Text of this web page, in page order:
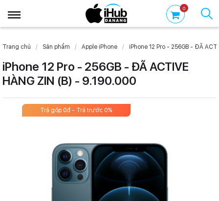
0
Trang chủ Sản phẩm Apple iPhone iPhone 12 Pro - 256GB - ĐÃ
iPhone 12 Pro - 256GB - ĐÃ ACTIVE
HÀNG ZIN (B) - 9.190.000
Trả góp 0đ - Trả trước 0%